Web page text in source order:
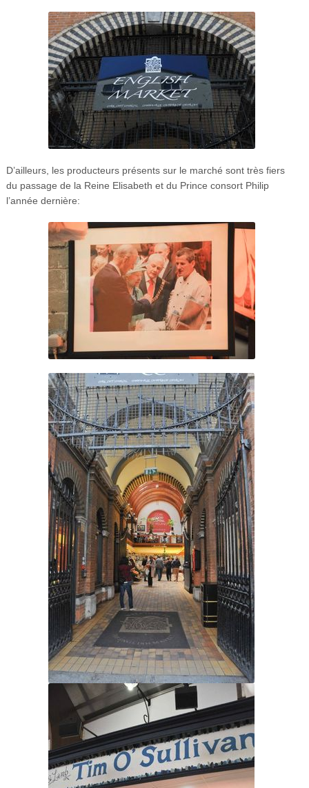
D’ailleurs, les producteurs présents sur le marché sont très fiers
du passage de la Reine Elisabeth et du Prince consort Philip
l’année dernière: